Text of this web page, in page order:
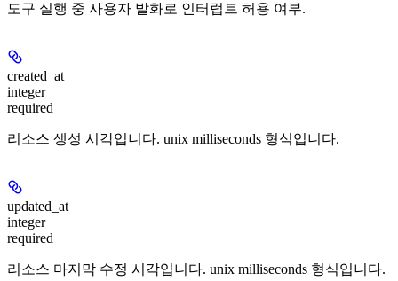
도구 실행 중 사용자 발화로 인터럽트 허용 여부.
created_at
integer
required
리소스 생성 시각입니다. unix milliseconds 형식입니다.
updated_at
integer
required
리소스 마지막 수정 시각입니다. unix milliseconds 형식입니다.